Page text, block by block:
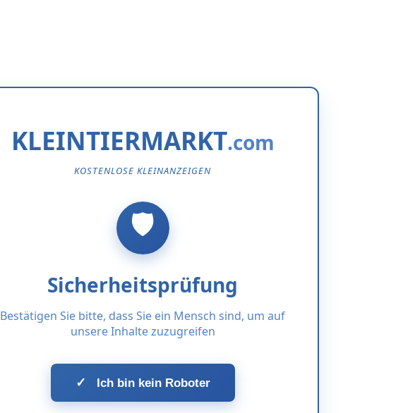
KLEINTIERMARKT
KOSTENLOSE KLEINANZEIGEN
Sicherheitsprüfung
Bestätigen Sie bitte, dass Sie ein Mensch sind, um auf
unsere Inhalte zuzugreifen
✓ Ich bin kein Roboter